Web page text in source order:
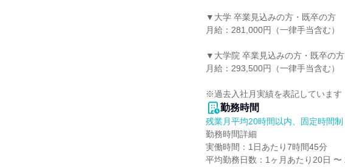
▼大学 卒業見込みの方・既卒の方
月給：281,000円（一律手当含む）
▼大学院 卒業見込みの方・既卒の方
月給：293,500円（一律手当含む）
※過去入社月実績を表記しています
勤務時間
残業月平均20時間以内、固定時間制
勤務時間詳細
実働時間：1日あたり7時間45分
平均勤務日数：1ヶ月あたり20日 〜